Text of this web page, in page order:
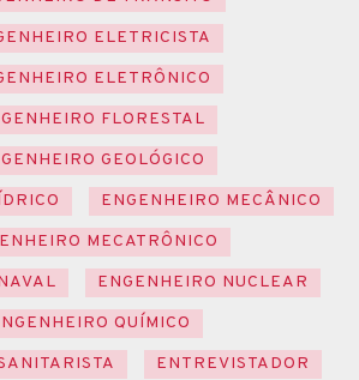
ELETRICISTA
ELETRÔNICO
FLORESTAL
GEOLÓGICO
ENGENHEIRO MECÂNICO
MECATRÔNICO
ENGENHEIRO NUCLEAR
QUÍMICO
ENTREVISTADOR